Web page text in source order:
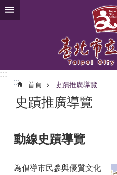
跳到主要內容區塊
:::
:::
首頁 史蹟推廣導覽
史蹟推廣導覽
動線史蹟導覽
為倡導市民參與優質文化